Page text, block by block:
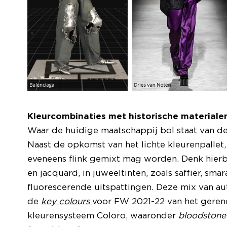
Kleurcombinaties met historische
Waar de huidige maatschappij bol staat van
Naast de opkomst van het lichte
eveneens flink gemixt mag worden. Denk
en jacquard, in juweeltinten, zoals saffier,
fluorescerende uitspattingen. Deze mix van
de key colours voor FW 2021-22 van het
kleurensysteem Coloro, waaronder bloodstone